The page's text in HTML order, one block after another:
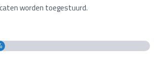
worden toegestuurd.